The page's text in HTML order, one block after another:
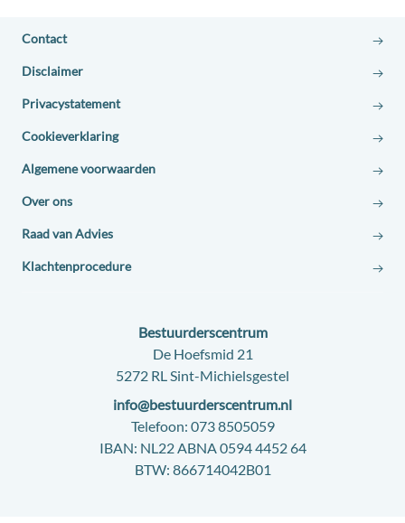
Contact
Disclaimer
Privacystatement
Cookieverklaring
Algemene voorwaarden
Over ons
Raad van Advies
Klachtenprocedure
Contact:
Bestuurderscentrum
Adres:
De Hoefsmid 21
5272 RL Sint-Michielsgestel
E-
mail:
info@bestuurderscentrum.nl
Telefoon: 073 8505059
IBAN: NL22 ABNA 0594 4452 64
BTW: 866714042B01